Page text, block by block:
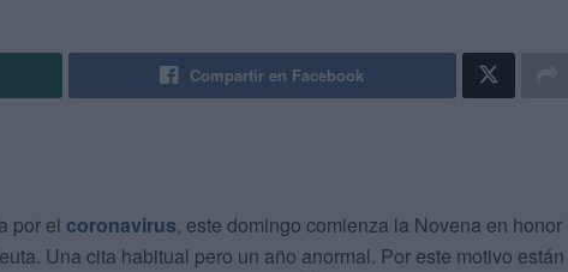
Compartir en Facebook
por el coronavirus, este domingo comienza la Novena en honor
Una cita habitual pero un año anormal. Por este motivo están